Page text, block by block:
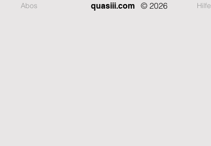
quasiii.com © 2026
Abos Hilfe